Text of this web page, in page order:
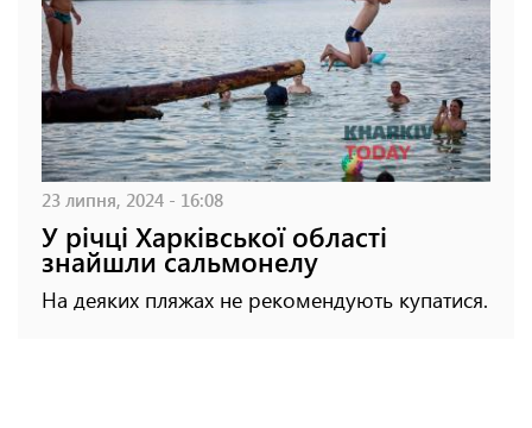
23 липня, 2024 - 16:08
У річці Харківської області
знайшли сальмонелу
На деяких пляжах не рекомендують купатися.